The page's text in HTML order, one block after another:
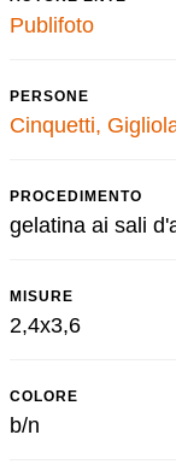
Publifoto
PERSONE
Cinquetti,
PROCEDIMENTO
gelatina ai sali
MISURE
2,4x3,6
COLORE
b/n